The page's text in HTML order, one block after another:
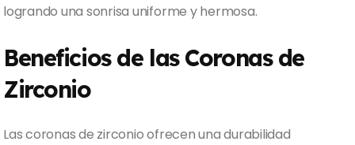
logrando una sonrisa uniforme y hermosa.
Beneficios de las Coronas de
Zirconio
Las coronas de zirconio ofrecen una durabilidad